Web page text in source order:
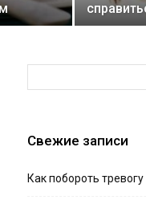
Свежие записи
Как побороть тревогу